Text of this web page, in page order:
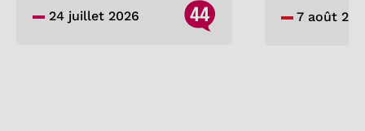
24 juillet 2026 44 7 août